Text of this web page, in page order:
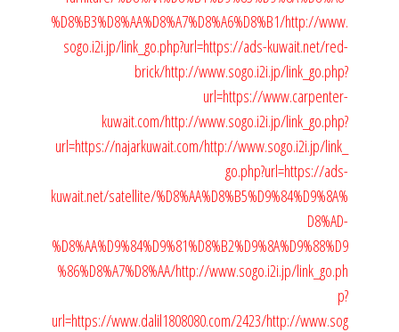
%D8%B3%D8%AA%D8%A7%D8%A6%D8%B1/http://www.
sogo.i2i.jp/link_go.php?url=https://ads-kuwait.net/red-
brick/http://www.sogo.i2i.jp/link_go.php?
url=https://www.carpenter-
kuwait.com/http://www.sogo.i2i.jp/link_go.php?
url=https://najarkuwait.com/http://www.sogo.i2i.jp/link_
go.php?url=https://ads-
kuwait.net/satellite/%D8%AA%D8%B5%D9%84%D9%8A%
D8%AD-
%D8%AA%D9%84%D9%81%D8%B2%D9%8A%D9%88%D9
%86%D8%A7%D8%AA/http://www.sogo.i2i.jp/link_go.ph
p?
url=https://www.dalil1808080.com/2423/http://www.sog